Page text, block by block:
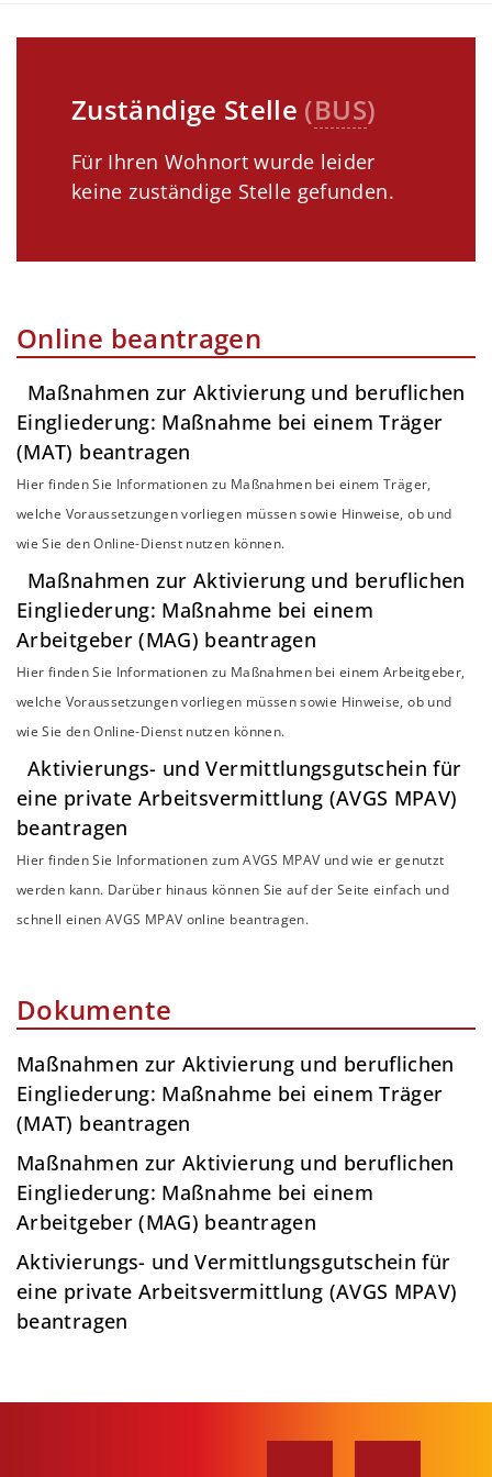
Zuständige Stelle (BUS)
Für Ihren Wohnort wurde leider
keine zuständige Stelle gefunden.
Online beantragen
Maßnahmen zur Aktivierung und beruflichen
Eingliederung: Maßnahme bei einem Träger
(MAT) beantragen
Hier finden Sie Informationen zu Maßnahmen bei einem Träger,
welche Voraussetzungen vorliegen müssen sowie Hinweise, ob und
wie Sie den Online-Dienst nutzen können.
Maßnahmen zur Aktivierung und beruflichen
Eingliederung: Maßnahme bei einem
Arbeitgeber (MAG) beantragen
Hier finden Sie Informationen zu Maßnahmen bei einem Arbeitgeber,
welche Voraussetzungen vorliegen müssen sowie Hinweise, ob und
wie Sie den Online-Dienst nutzen können.
Aktivierungs- und Vermittlungsgutschein für
eine private Arbeitsvermittlung (AVGS MPAV)
beantragen
Hier finden Sie Informationen zum AVGS MPAV und wie er genutzt
werden kann. Darüber hinaus können Sie auf der Seite einfach und
schnell einen AVGS MPAV online beantragen.
Dokumente
Maßnahmen zur Aktivierung und beruflichen
Eingliederung: Maßnahme bei einem Träger
(MAT) beantragen
Maßnahmen zur Aktivierung und beruflichen
Eingliederung: Maßnahme bei einem
Arbeitgeber (MAG) beantragen
Aktivierungs- und Vermittlungsgutschein für
eine private Arbeitsvermittlung (AVGS MPAV)
beantragen